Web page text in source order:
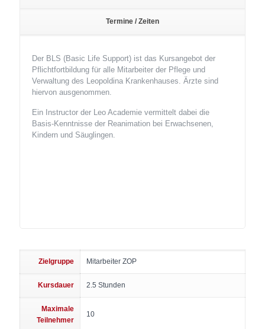
Termine / Zeiten
Der BLS (Basic Life Support) ist das Kursangebot der
Pflichtfortbildung für alle Mitarbeiter der Pflege und
Verwaltung des Leopoldina Krankenhauses. Ärzte sind
hiervon ausgenommen.
Ein Instructor der Leo Academie vermittelt dabei die
Basis-Kenntnisse der Reanimation bei Erwachsenen,
Kindern und Säuglingen.
Zielgruppe Mitarbeiter ZOP
Kursdauer 2.5 Stunden
Maximale
Teilnehmer
10